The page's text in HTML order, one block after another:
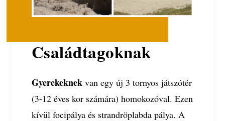
Családtagoknak
Gyerekeknekvan egy új 3 tornyos játszótér
(3-12 éves kor számára) homokozóval. Ezen
kívül focipálya és strandröplabda pálya. A